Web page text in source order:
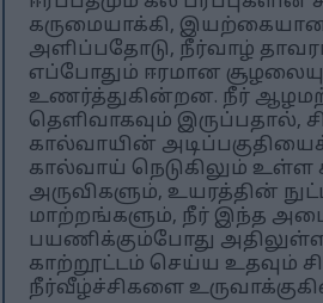
கருமையாக்கி,
அளிப்பதோடு, நீர்வாழ்
எப்போதும் ஈரமான
உணர்த்துகின்றன. நீர்
தெளிவாகவும் இருப்பதால்,
கால்வாயின் அடிப்பகுதியைக்
கால்வாய் நெடுகிலும் உள்ள
அருவிகளும், உயரத்தின்
மாற்றங்களும், நீர் இந்த
பயணிக்கும்போது
காற்றூட்டம் செய்ய உதவும்
நீர்வீழ்ச்சிகளை